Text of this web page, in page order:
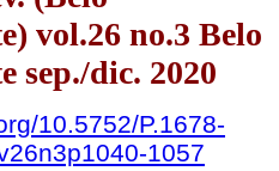
vol.26 no.3 Belo
sep./dic. 2020
10.5752/P.1678-
1057